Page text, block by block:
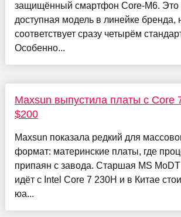
защищённый смартфон Core-M6. Это
доступная модель в линейке бренда,
соответствует сразу четырём
Особенно...
Maxsun выпустила платы с Core
$200
Maxsun показала редкий для
формат: материнские платы, где
припаян с завода. Старшая MS
идёт с Intel Core 7 230H и в Китае
юа...